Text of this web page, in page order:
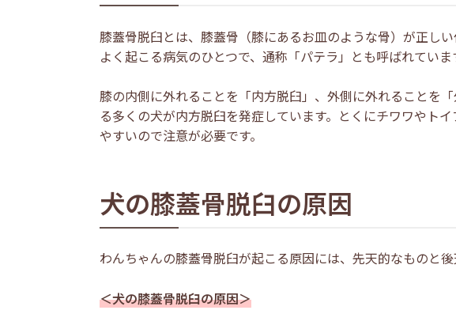
膝蓋骨脱臼とは、膝蓋骨（膝にあるお皿のような骨）が正し
よく起こる病気のひとつで、通称「パテラ」とも呼ばれていま
膝の内側に外れることを「内方脱臼」、外側に外れることを
る多くの犬が内方脱臼を発症しています。とくにチワワやト
やすいので注意が必要です。
犬の膝蓋骨脱臼の原因
わんちゃんの膝蓋骨脱臼が起こる原因には、先天的なものと後
＜犬の膝蓋骨脱臼の原因＞